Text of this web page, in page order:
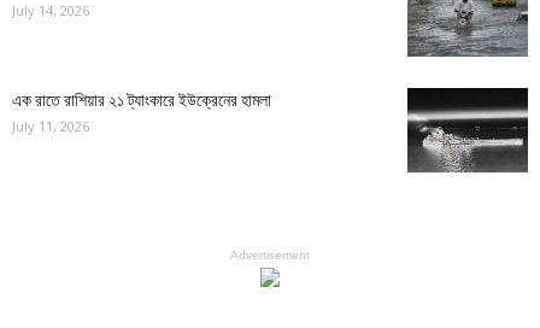
July 14, 2026
এক রাতে রাশিয়ার ২১ ট্যাংকারে ইউক্রেনের হামলা
July 11, 2026
Advertisement